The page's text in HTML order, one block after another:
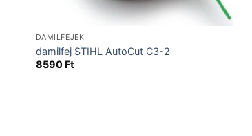
DAMILFEJEK
damilfej STIHL AutoCut C3-2
8590 Ft